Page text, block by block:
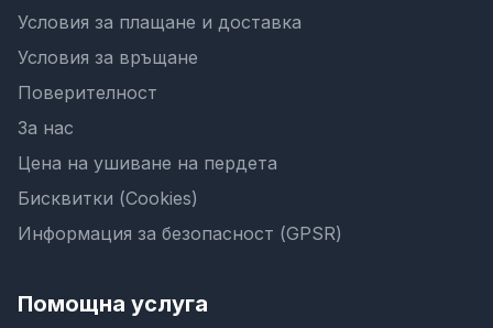
Условия за плащане и доставка
Условия за връщане
Поверителност
За нас
Цена на ушиване на пердета
Бисквитки (Cookies)
Информация за безопасност (GPSR)
Помощна услуга